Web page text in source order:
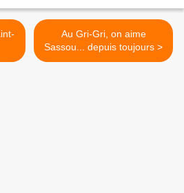
Au Gri-Gri, on aime
Sassou... depuis toujours >